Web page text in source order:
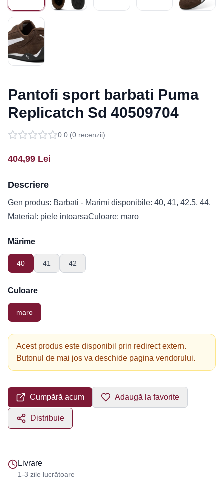
Pantofi sport barbati Puma
Replicatch Sd 40509704
0.0 (0 recenzii)
404,99 Lei
Descriere
Gen produs: Barbati - Marimi disponibile: 40, 41, 42.5, 44.
Material: piele intoarsaCuloare: maro
Mărime
40 41 42
Culoare
maro
Acest produs este disponibil prin redirect extern.
Butonul de mai jos va deschide pagina vendorului.
Cumpără acum Adaugă la favorite
Distribuie
Livrare
1-3 zile lucrătoare